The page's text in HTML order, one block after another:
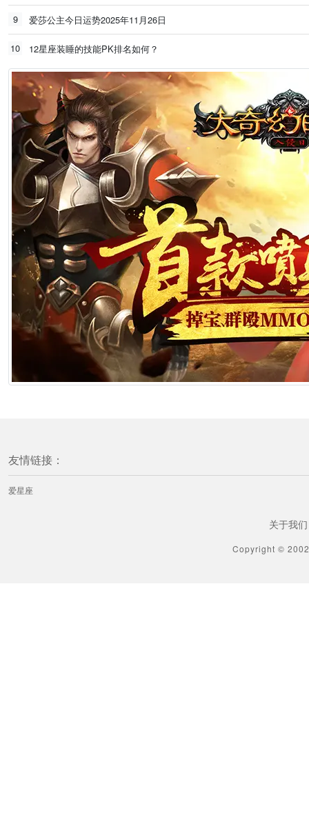
9 爱莎公主今日运势2025年11月26日
10 12星座装睡的技能PK排名如何？
友情链接：
爱星座
关于我们
Copyright ©